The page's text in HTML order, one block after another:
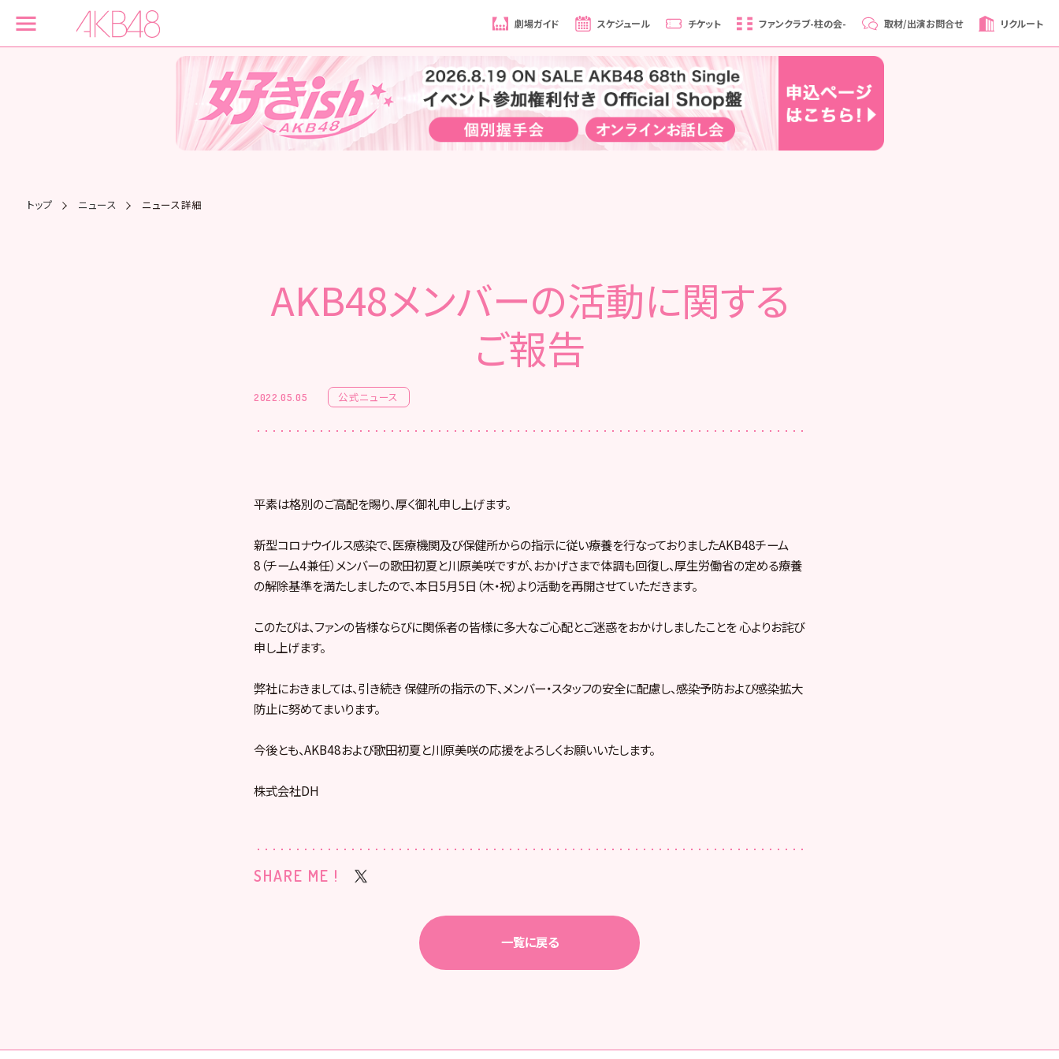
劇場ガイド スケジュール チケット ファンクラブ-柱の会- 取材/出演お問合せ リクルート
トップ ニュース ニュース詳細
AKB48メンバーの活動に関する
ご報告
2022.05.05 公式ニュース
平素は格別のご高配を賜り、厚く御礼申し上げます。
新型コロナウイルス感染で、医療機関及び保健所からの指示に従い療養を行なっておりましたAKB48チーム
8（チーム4兼任）メンバーの歌田初夏と川原美咲ですが、おかげさまで体調も回復し、厚生労働省の定める療養
の解除基準を満たしましたので、本日5月5日（木・祝）より活動を再開させていただきます。
このたびは、ファンの皆様ならびに関係者の皆様に多大なご心配とご迷惑をおかけしましたことを 心よりお詫び
申し上げます。
弊社におきましては、引き続き 保健所の指示の下、メンバー・スタッフの安全に配慮し、感染予防および感染拡大
防止に努めてまいります。
今後とも、AKB48および歌田初夏と川原美咲の応援をよろしくお願いいたします。
株式会社DH
SHARE ME !
一覧に戻る